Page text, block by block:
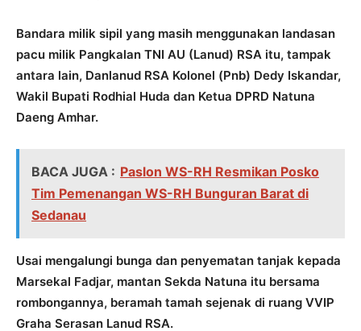
Bandara milik sipil yang masih menggunakan landasan
pacu milik Pangkalan TNI AU (Lanud) RSA itu, tampak
antara lain, Danlanud RSA Kolonel (Pnb) Dedy Iskandar,
Wakil Bupati Rodhial Huda dan Ketua DPRD Natuna
Daeng Amhar.
BACA JUGA : Paslon WS-RH Resmikan Posko
Tim Pemenangan WS-RH Bunguran Barat di
Sedanau
Usai mengalungi bunga dan penyematan tanjak kepada
Marsekal Fadjar, mantan Sekda Natuna itu bersama
rombongannya, beramah tamah sejenak di ruang VVIP
Graha Serasan Lanud RSA.